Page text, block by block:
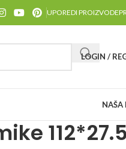
UPOREDI PROIZVODE
LOGIN /
NAŠA